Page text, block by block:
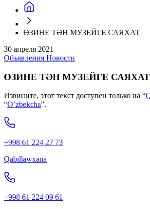
ӨЗИНЕ ТӘН МУЗЕЙГЕ САЯХАТ
30 апреля 2021
Объявления Новости
ӨЗИНЕ ТӘН МУЗЕЙГЕ САЯХАТ
Извините, этот текст доступен только на “
“O’zbekcha”.
+998 61 224 27 73
Qabıllawxana
+998 61 224 09 61